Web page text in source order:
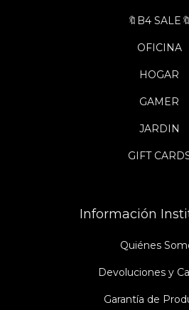
🔖B4 SALE🔖
OFICINA
HOGAR
GAMER
JARDIN
GIFT
Información
Quiénes
Devoluciones y
Garantía de